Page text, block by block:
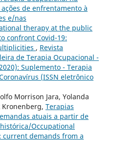
de enfrentamento à
e/nas
therapy at the public
confront Covid-19:
, Revista
de Terapia Ocupacional -
Suplemento - Terapia
(ISSN eletrônico
Morrison Jara, Yolanda
Kronenberg, Terapias
atuais a partir de
Occupational
current demands from a